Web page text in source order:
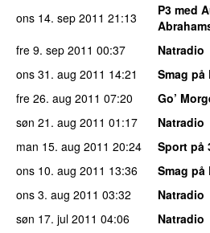
ons 14. sep 2011 21:13
P3 med
fre 9. sep 2011 00:37
Natradio
ons 31. aug 2011 14:21
Smag på
fre 26. aug 2011 07:20
Go’
søn 21. aug 2011 01:17
Natradio
man 15. aug 2011 20:24
Sport på
ons 10. aug 2011 13:36
Smag på
ons 3. aug 2011 03:32
Natradio
søn 17. jul 2011 04:06
Natradio